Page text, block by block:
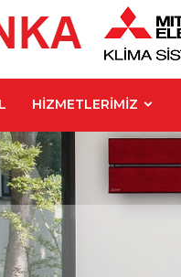
HİZMETLERİMİZ